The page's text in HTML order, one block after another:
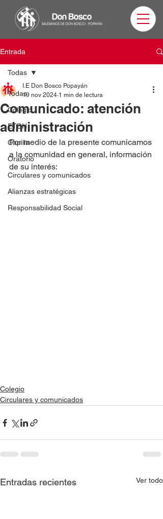
Entrada
Todas
Colegio
ETDH
Capilla
Oratorio
Circulares y comunicados
Alianzas estratégicas
Responsabilidad Social
Todas
Comunicado: atención
administración
I.E Don Bosco Popayán
19 nov 2024 1 min de lectura
Por medio de la presente comunicamos
a la comunidad en general, información
de su interés:
Colegio
Circulares y comunicados
Entradas recientes Ver todo